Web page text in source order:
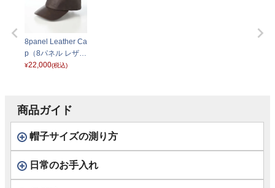
8panel Leather Ca
p（8パネル レザー
キャップ） ブラウ
¥22,000(税込)
商品ガイド
帽子サイズの測り方
日常のお手入れ